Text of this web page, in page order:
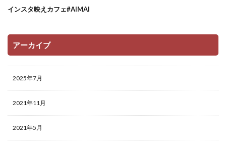
インスタ映えカフェ#AIMAI
アーカイブ
2025年7月
2021年11月
2021年5月